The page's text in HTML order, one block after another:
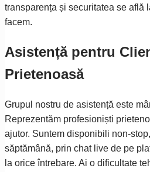
transparența și securitatea se află
facem.
Asistență pentru
Prietenoasă
Grupul nostru de asistență este
Reprezentăm profesioniști
ajutor. Suntem disponibili non-
săptămână, prin chat live de pe
la orice întrebare. Ai o dificultate